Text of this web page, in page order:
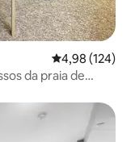
4,98 de uma
4,98 (124)
da praia de